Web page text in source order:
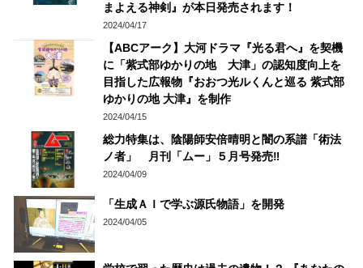
まよえる神剣』が本日発売されます！
2024/04/17
【ABCアーク】大河ドラマ『光る君へ』を契機
に「紫式部ゆかりの地 大津」の認知度向上を
目指した広報物『おおつ光ルくんと巡る 紫式部
ゆかりの地 大津』を制作
2024/04/15
総力特集は、陰陽師安倍晴明と闇の系譜「術法
ノ者」 月刊「ムー」５月号発売‼
2024/04/09
「生成ＡＩで学ぶ源氏物語」を開発
2024/04/05